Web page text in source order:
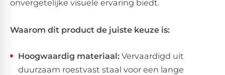
onvergetelijke visuele ervaring biedt.
Waarom dit product de juiste keuze is:
Hoogwaardig materiaal: Vervaardigd uit
duurzaam roestvast staal voor een lange